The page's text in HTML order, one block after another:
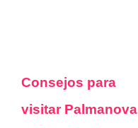
Consejos para
visitar Palmanova